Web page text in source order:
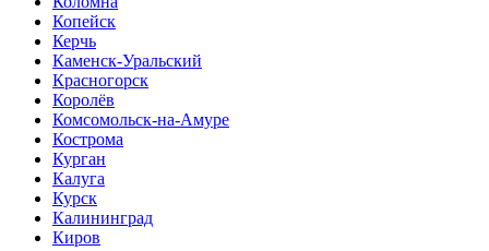
Копейск
Керчь
Каменск-Уральский
Красногорск
Королёв
Комсомольск-на-Амуре
Кострома
Курган
Калуга
Курск
Калининград
Киров